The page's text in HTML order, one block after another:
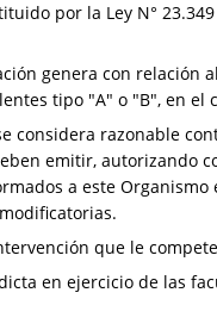
por la Ley N°
genera con relación
tipo "A" o "B", en
considera razonable
emitir, autorizando
a este Organismo
que le
en ejercicio de las